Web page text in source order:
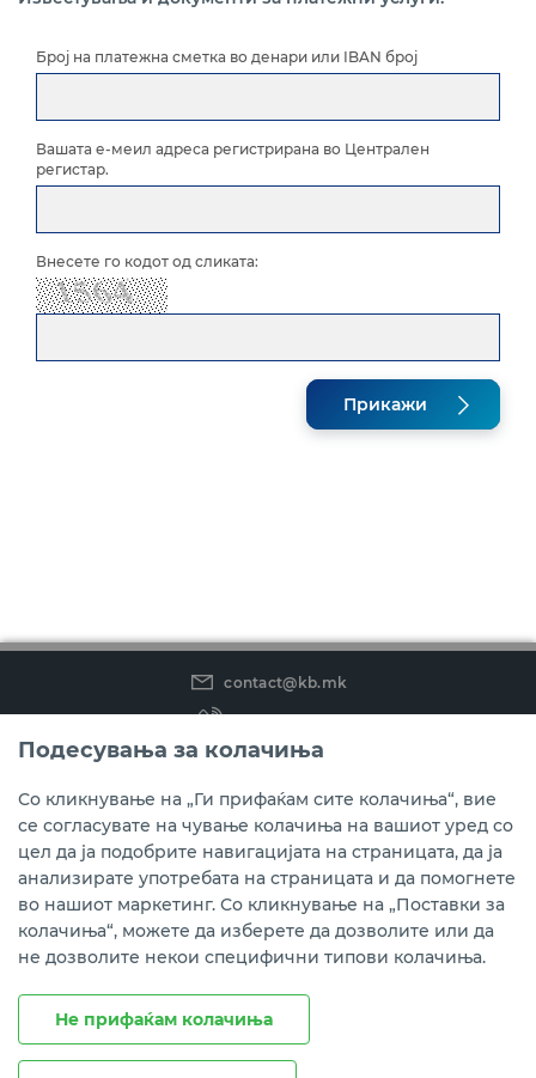
Курсна листа за правни лица
Информација за Законот за платежни услуги и
Архива на документи за платежни сметки и
платежни услуги
Број на платежна сметка во денари или IBAN број
Вашата е-меил адреса регистрирана во Централен
регистар.
Внесете го кодот од сликата:
Прикажи
contact@kb.mk
(02) 3 296 800
Instagram
LinkedIn
Youtube
Преземете ја мобилната апликација мБанкаКо.
Подесувања за колачиња
Со кликнување на „Ги прифаќам сите колачиња“, вие
се согласувате на чување колачиња на вашиот уред со
цел да ја подобрите навигацијата на страницата, да ја
анализирате употребата на страницата и да помогнете
во нашиот маркетинг. Со кликнување на „Поставки за
колачиња“, можете да изберете да дозволите или да
не дозволите некои специфични типови колачиња.
Не прифаќам колачиња